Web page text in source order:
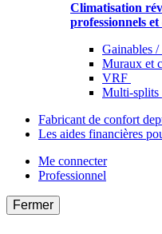
Climatisation
professionnels
Gainables
Muraux et
VRF
Multi-splits
Fabricant de confort
Les aides financières
Me connecter
Professionnel
Fermer